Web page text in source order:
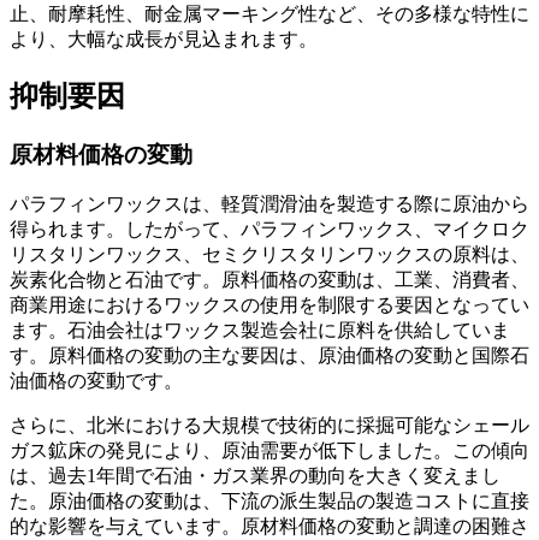
止、耐摩耗性、耐金属マーキング性など、その多様な特性に
より、大幅な成長が見込まれます。
抑制要因
原材料価格の変動
パラフィンワックスは、軽質潤滑油を製造する際に原油から
得られます。したがって、パラフィンワックス、マイクロク
リスタリンワックス、セミクリスタリンワックスの原料は、
炭素化合物と石油です。原料価格の変動は、工業、消費者、
商業用途におけるワックスの使用を制限する要因となってい
ます。石油会社はワックス製造会社に原料を供給していま
す。原料価格の変動の主な要因は、原油価格の変動と国際石
油価格の変動です。
さらに、北米における大規模で技術的に採掘可能なシェール
ガス鉱床の発見により、原油需要が低下しました。この傾向
は、過去1年間で石油・ガス業界の動向を大きく変えまし
た。原油価格の変動は、下流の派生製品の製造コストに直接
的な影響を与えています。原材料価格の変動と調達の困難さ